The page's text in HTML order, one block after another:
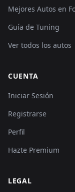
Mejores Autos en
Guía de Tuning
Ver todos los autos
CUENTA
Iniciar Sesión
Registrarse
Perfil
Hazte Premium
LEGAL